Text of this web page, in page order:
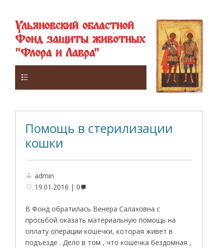
Ульяновский областной
Фонд защиты животных
"Флора и Лавра"
Помощь в стерилизации
кошки
admin
19.01.2016
0
В Фонд обратилась Венера Салаховна с
просьбой оказать материальную помощь на
оплату операции кошечки, которая живет в
подъезде . Дело в том , что кошечка бездомная ,